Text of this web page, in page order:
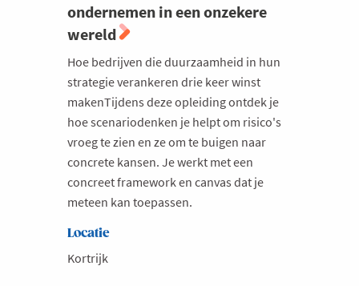
ondernemen in een onzekere
wereld
Hoe bedrijven die duurzaamheid in hun
strategie verankeren drie keer winst
makenTijdens deze opleiding ontdek je
hoe scenariodenken je helpt om risico's
vroeg te zien en ze om te buigen naar
concrete kansen. Je werkt met een
concreet framework en canvas dat je
meteen kan toepassen.
Locatie
Kortrijk